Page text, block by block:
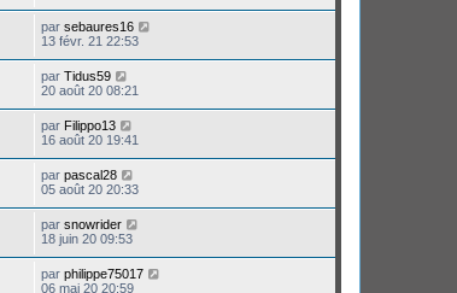
par sebaures16
13 févr. 21 22:53
par Tidus59
20 août 20 08:21
par Filippo13
16 août 20 19:41
par pascal28
05 août 20 20:33
par snowrider
18 juin 20 09:53
par philippe75017
06 mai 20 20:59